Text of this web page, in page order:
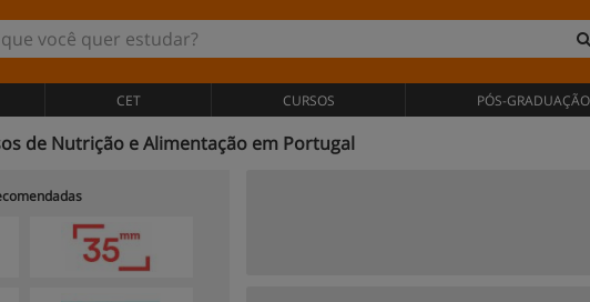
CET CURSOS PÓS-GRADUAÇÃO
de Nutrição e Alimentação em Portugal